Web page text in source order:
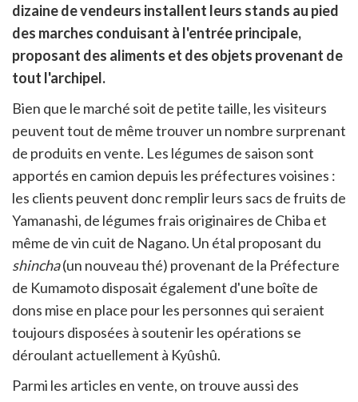
dizaine de vendeurs installent leurs stands au pied
des marches conduisant à l'entrée principale,
proposant des aliments et des objets provenant de
tout l'archipel.
Bien que le marché soit de petite taille, les visiteurs
peuvent tout de même trouver un nombre surprenant
de produits en vente. Les légumes de saison sont
apportés en camion depuis les préfectures voisines :
les clients peuvent donc remplir leurs sacs de fruits de
Yamanashi, de légumes frais originaires de Chiba et
même de vin cuit de Nagano. Un étal proposant du
shincha(un nouveau thé) provenant de la Préfecture
de Kumamoto disposait également d'une boîte de
dons mise en place pour les personnes qui seraient
toujours disposées à soutenir les opérations se
déroulant actuellement à Kyûshû.
Parmi les articles en vente, on trouve aussi des